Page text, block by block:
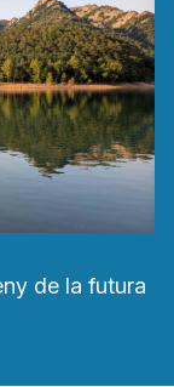
de la futura